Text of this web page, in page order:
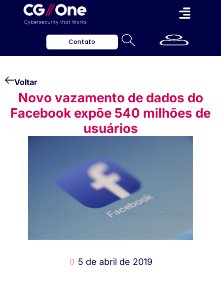
Contato
Voltar
Novo vazamento de dados do
Facebook expõe 540 milhões de
usuários
5 de abril de 2019